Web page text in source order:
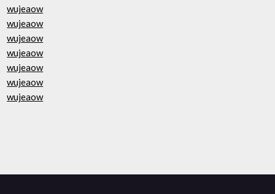
wujeaow
wujeaow
wujeaow
wujeaow
wujeaow
wujeaow
wujeaow